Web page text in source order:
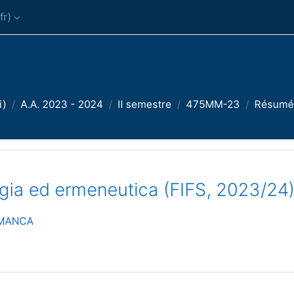
A.A. 2023 - 2024 II semestre 475MM-23 Résumé
ed ermeneutica (FIFS, 2023/24)